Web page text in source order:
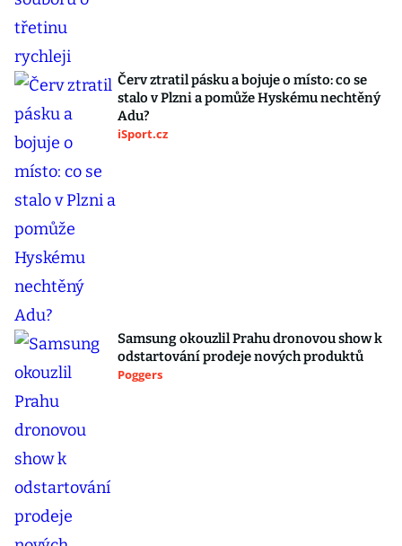
Červ ztratil pásku a bojuje o místo: co se
stalo v Plzni a pomůže Hyskému nechtěný
Adu?
iSport.cz
Samsung okouzlil Prahu dronovou show k
odstartování prodeje nových produktů
Poggers